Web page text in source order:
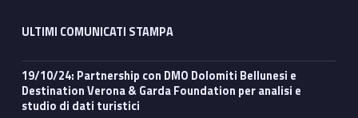
ULTIMI COMUNICATI STAMPA
19/10/24: Partnership con DMO Dolomiti Bellunesi e
Destination Verona & Garda Foundation per analisi e
studio di dati turistici